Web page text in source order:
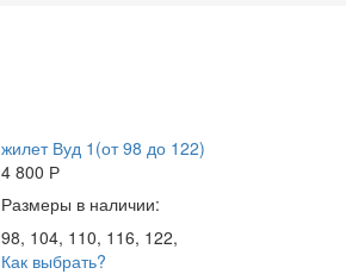
жилет Вуд 1(от 98 до 122)
4 800 Р
Размеры в наличии:
98, 104, 110, 116, 122,
Как выбрать?